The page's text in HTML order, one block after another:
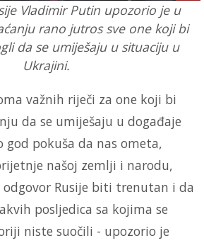
Vladimir Putin upozorio je u
rano jutros sve one koji bi
da se umiješaju u situaciju u
Ukrajini.
važnih riječi za one koji bi
da se umiješaju u događaje
god pokuša da nas ometa,
našoj zemlji i narodu,
odgovor Rusije biti trenutan i da
posljedica sa kojima se
niste suočili - upozorio je